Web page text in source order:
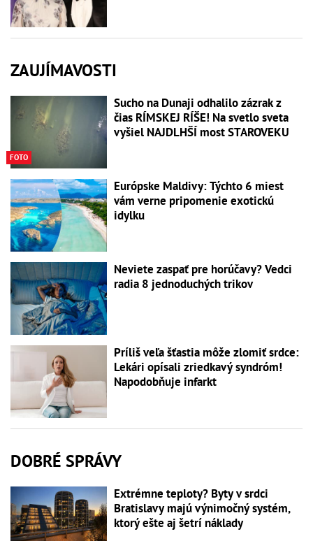
ZAUJÍMAVOSTI
FOTO
Sucho na Dunaji odhalilo zázrak z
čias RÍMSKEJ RÍŠE! Na svetlo sveta
vyšiel NAJDLHŠÍ most STAROVEKU
Európske Maldivy: Týchto 6 miest
vám verne pripomenie exotickú
idylku
Neviete zaspať pre horúčavy? Vedci
radia 8 jednoduchých trikov
Príliš veľa šťastia môže zlomiť srdce:
Lekári opísali zriedkavý syndróm!
Napodobňuje infarkt
DOBRÉ SPRÁVY
Extrémne teploty? Byty v srdci
Bratislavy majú výnimočný systém,
ktorý ešte aj šetrí náklady